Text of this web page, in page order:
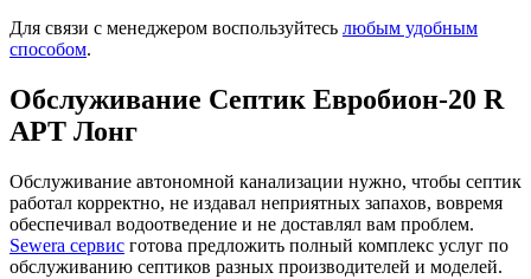
Для связи с менеджером воспользуйтесь любым удобным
способом.
Обслуживание Септик Евробион-20 R
АРТ Лонг
Обслуживание автономной канализации нужно, чтобы септик
работал корректно, не издавал неприятных запахов, вовремя
обеспечивал водоотведение и не доставлял вам проблем.
Sewera сервис готова предложить полный комплекс услуг по
обслуживанию септиков разных производителей и моделей.